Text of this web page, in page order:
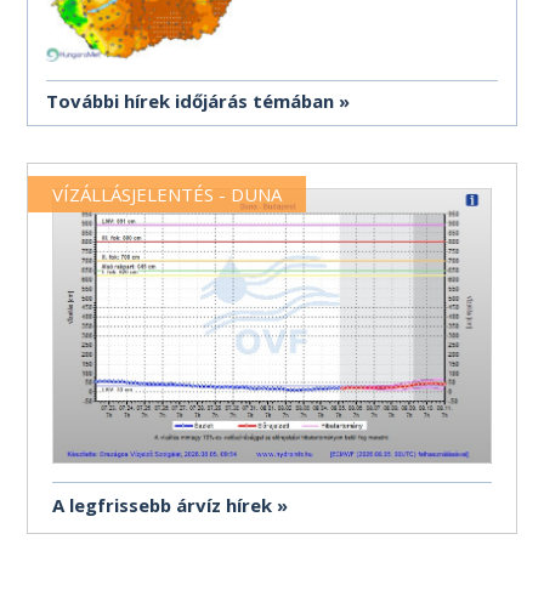
További hírek időjárás témában
VÍZÁLLÁSJELENTÉS - DUNA
A legfrissebb árvíz hírek